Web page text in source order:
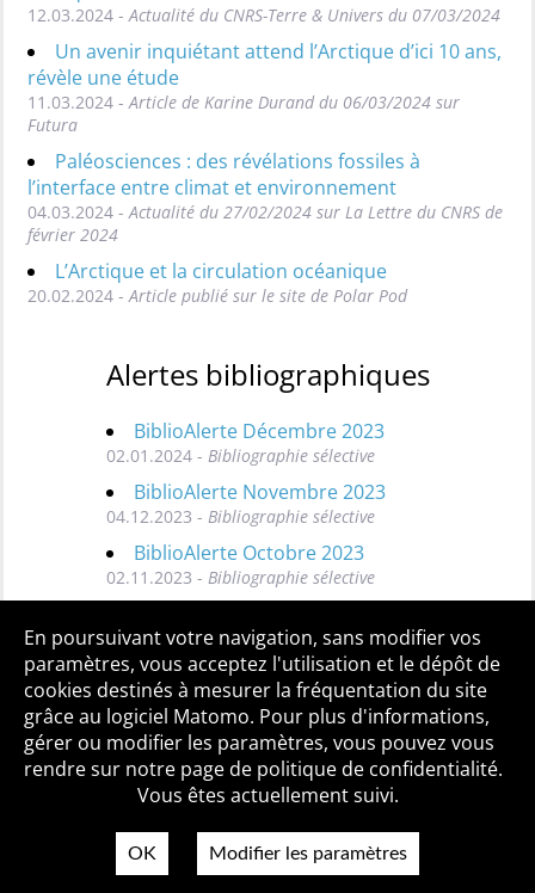
12.03.2024 - Actualité du CNRS-Terre & Univers du 07/03/2024
Un avenir inquiétant attend l’Arctique d’ici 10 ans,
révèle une étude
11.03.2024 - Article de Karine Durand du 06/03/2024 sur
Futura
Paléosciences : des révélations fossiles à
l’interface entre climat et environnement
04.03.2024 - Actualité du 27/02/2024 sur La Lettre du CNRS de
février 2024
L’Arctique et la circulation océanique
20.02.2024 - Article publié sur le site de Polar Pod
Alertes bibliographiques
BiblioAlerte Décembre 2023
02.01.2024 - Bibliographie sélective
BiblioAlerte Novembre 2023
04.12.2023 - Bibliographie sélective
BiblioAlerte Octobre 2023
02.11.2023 - Bibliographie sélective
Toutes les BiblioAlertes
Qui sommes-nous ? Mentions légales
Accessibilité
Politique de confidentialité
Contact
En poursuivant votre navigation, sans modifier vos
paramètres, vous acceptez l'utilisation et le dépôt de
cookies destinés à mesurer la fréquentation du site
grâce au logiciel Matomo. Pour plus d'informations,
gérer ou modifier les paramètres, vous pouvez vous
rendre sur notre page de politique de confidentialité.
Vous êtes actuellement suivi.
OK Modifier les paramètres